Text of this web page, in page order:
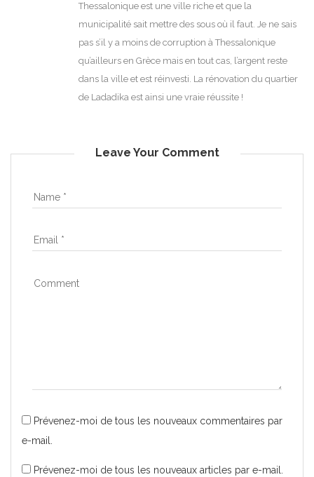
Thessalonique est une ville riche et que la
municipalité sait mettre des sous où il faut. Je ne sais
pas s’il y a moins de corruption à Thessalonique
qu’ailleurs en Grèce mais en tout cas, l’argent reste
dans la ville et est réinvesti. La rénovation du quartier
de Ladadika est ainsi une vraie réussite !
Leave Your Comment
Prévenez-moi de tous les nouveaux commentaires par
e-mail.
Prévenez-moi de tous les nouveaux articles par e-mail.